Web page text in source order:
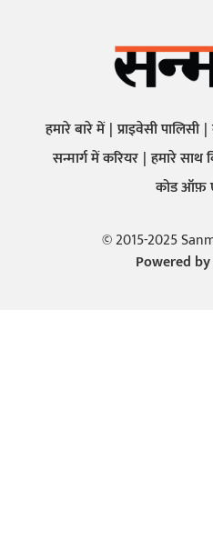
हमारे बारे में प्राइवेसी पालिसी
सन्मार्ग में करियर हमारे साथ
कोड ऑफ़
© 2015-2025
Powered by